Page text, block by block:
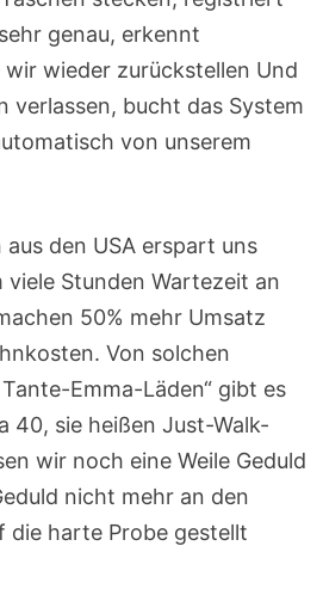
genau, erkennt
wieder zurückstellen Und
verlassen, bucht das System
von unserem
den USA erspart uns
viele Stunden Wartezeit an
50% mehr Umsatz
Von solchen
Emma-Läden“ gibt es
40, sie heißen Just-Walk-
wir noch eine Weile Geduld
nicht mehr an den
die harte Probe gestellt